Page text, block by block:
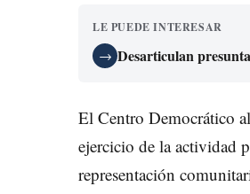
LE PUEDE INTERESAR
→ Desarticulan
El Centro Democrático
ejercicio de la actividad
representación